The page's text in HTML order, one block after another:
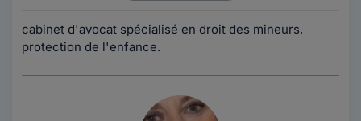
cabinet d'avocat spécialisé en droit des mineurs,
protection de l'enfance.